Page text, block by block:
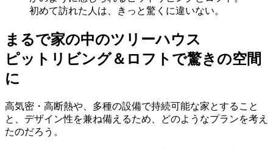
初めて訪れた人は、きっと驚くに違いない。
まるで家の中のツリーハウス
ピットリビング＆ロフトで驚きの空間
に
高気密・高断熱や、多種の設備で持続可能な家とすること
と、デザイン性を兼ね備えるため、どのようなプランを考え
たのだろう。